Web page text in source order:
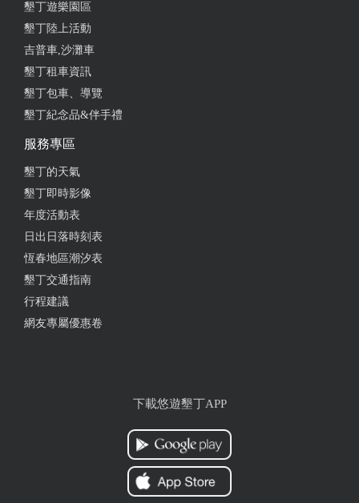
墾丁遊樂園區
墾丁陸上活動
吉普車,沙灘車
墾丁租車資訊
墾丁包車、導覽
墾丁紀念品&伴手禮
服務專區
墾丁的天氣
墾丁即時影像
年度活動表
日出日落時刻表
恆春地區潮汐表
墾丁交通指南
行程建議
網友專屬優惠卷
下載悠遊墾丁APP